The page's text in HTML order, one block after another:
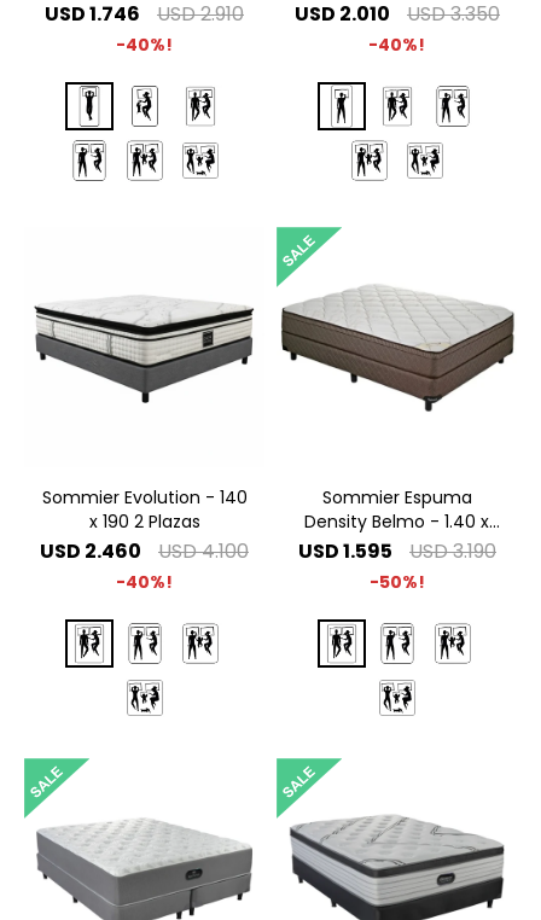
USD1.746 USD2.910
40
USD 2.010 USD3.350
40
Sommier Evolution - 140
x 190 2 Plazas
USD 2.460 USD4.100
40
Sommier Espuma
Density Belmo - 1.40 x
1.90 2 Plazas
USD1.595 USD3.190
50